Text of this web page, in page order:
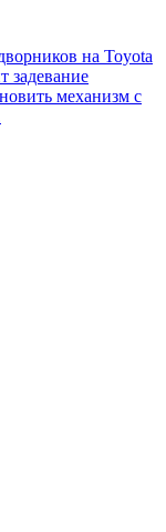
на Toyota
задевание
механизм с